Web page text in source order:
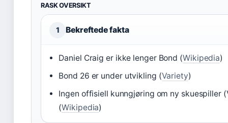
RASK OVERSIKT
1 Bekreftede fakta
Daniel Craig er ikke lenger Bond (Wikipedia)
Bond 26 er under utvikling (Variety)
Ingen offisiell kunngjøring om ny skuespiller
(Wikipedia)